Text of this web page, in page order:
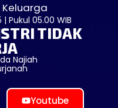
Keluarga
Pukul 05.00 WIB
TIDAK
Najiah
Youtube